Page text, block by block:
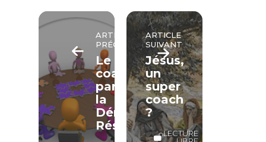
ARTICLE
PRÉCÉDENT
Le
coaching
par
la
Démarche
Résolutive
ARTICLE
SUIVANT
Jésus,
un
super
coach
?
LECTURE